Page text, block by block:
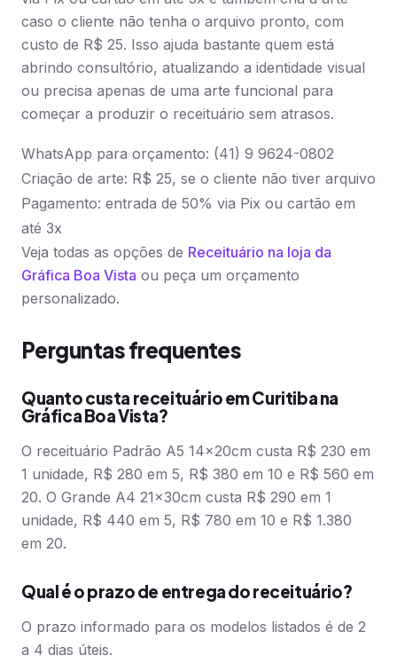
caso o cliente não tenha o arquivo pronto, com
custo de R$ 25. Isso ajuda bastante quem está
abrindo consultório, atualizando a identidade visual
ou precisa apenas de uma arte funcional para
começar a produzir o receituário sem atrasos.
WhatsApp para orçamento: (41) 9 9624-0802
Criação de arte: R$ 25, se o cliente não tiver arquivo
Pagamento: entrada de 50% via Pix ou cartão em
até 3x
Veja todas as opções de Receituário na loja da
Gráfica Boa Vista ou peça um orçamento
personalizado.
Perguntas frequentes
Quanto custa receituário em Curitiba na
Gráfica Boa Vista?
O receituário Padrão A5 14x20cm custa R$ 230 em
1 unidade, R$ 280 em 5, R$ 380 em 10 e R$ 560 em
20. O Grande A4 21x30cm custa R$ 290 em 1
unidade, R$ 440 em 5, R$ 780 em 10 e R$ 1.380
em 20.
Qual é o prazo de entrega do receituário?
O prazo informado para os modelos listados é de 2
a 4 dias úteis.